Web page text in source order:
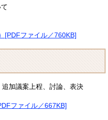
[PDFファイル／760KB]
加議案上程、討論、表決
ファイル／667KB]